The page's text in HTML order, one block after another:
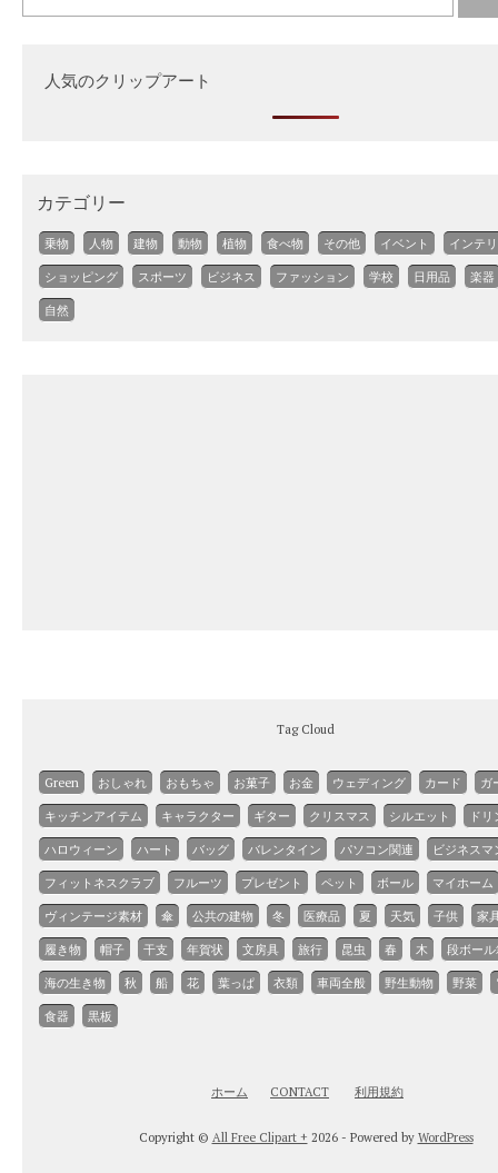
人気のクリップアート
カテゴリー
乗物 人物 建物 動物 植物 食べ物 その他 イベント インテ
ショッピング スポーツ ビジネス ファッション 学校 日用品 楽器
自然
Tag Cloud
Green おしゃれ おもちゃ お菓子 お金 ウェディング カード ガ
キッチンアイテム キャラクター ギター クリスマス シルエット ド
ハロウィーン ハート バッグ バレンタイン パソコン関連 ビジネスマ
フィットネスクラブ フルーツ プレゼント ペット ボール マイホーム
ヴィンテージ素材 傘 公共の建物 冬 医療品 夏 天気 子供 家
履き物 帽子 干支 年賀状 文房具 旅行 昆虫 春 木 段ボー
海の生き物 秋 船 花 葉っぱ 衣類 車両全般 野生動物 野菜
食器 黒板
ホーム CONTACT 利用規約
Copyright © All Free Clipart + 2026 - Powered by WordPress